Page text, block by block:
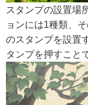
スタンプの設置場
ョンには1種類、
のスタンプを設置
タンプを押すこと